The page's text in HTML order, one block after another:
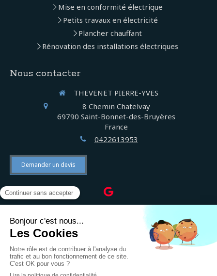
Mise en conformité électrique
Petits travaux en électricité
Plancher chauffant
Rénovation des installations électriques
Nous contacter
THEVENET PIERRE-YVES
8 Chemin Chatelvay
69790 Saint-Bonnet-des-Bruyères
France
0422613953
Demander un devis
©2022 THEVENET PIERRE-YVES - Électricien